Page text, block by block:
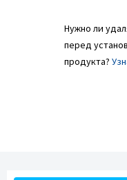
Нужно ли
перед
продукта?